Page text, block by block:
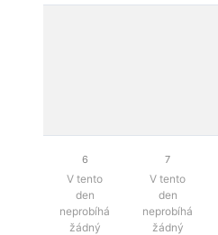
6
V tento
den
neprobíhá
žádný
7
V tento
den
neprobíhá
žádný